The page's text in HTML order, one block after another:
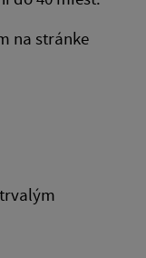
na stránke